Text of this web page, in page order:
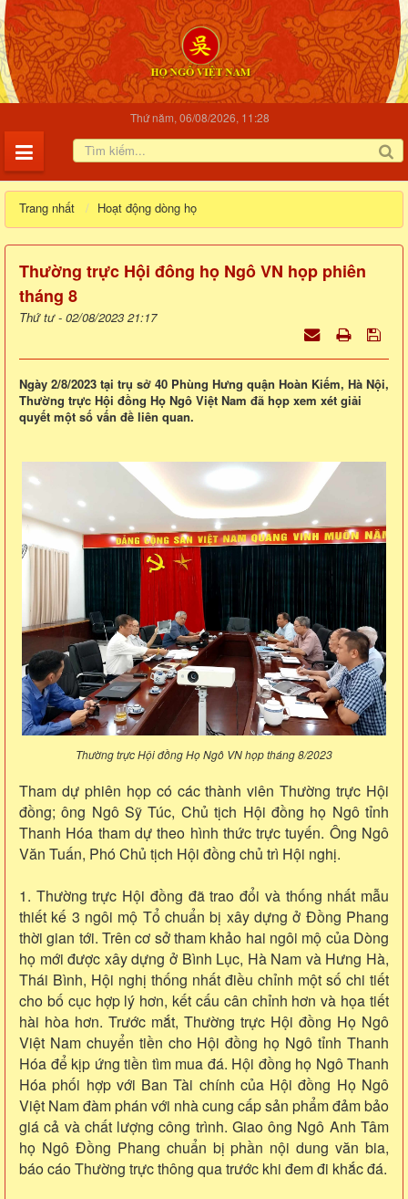
Thứ năm, 06/08/2026, 11:28
Trang nhất Hoạt động dòng họ
Thường trực Hội đông họ Ngô VN họp phiên
tháng 8
Thứ tư - 02/08/2023 21:17
Ngày 2/8/2023 tại trụ sở 40 Phùng Hưng quận Hoàn Kiếm, Hà Nội,
Thường trực Hội đồng Họ Ngô Việt Nam đã họp xem xét giải
quyết một số vấn đề liên quan.
Thường trực Hội đồng Họ Ngô VN họp tháng 8/2023
Tham dự phiên họp có các thành viên Thường trực Hội
đồng; ông Ngô Sỹ Túc, Chủ tịch Hội đồng họ Ngô tỉnh
Thanh Hóa tham dự theo hình thức trực tuyến. Ông Ngô
Văn Tuấn, Phó Chủ tịch Hội đồng chủ trì Hội nghị.
1. Thường trực Hội đồng đã trao đổi và thống nhất mẫu
thiết kế 3 ngôi mộ Tổ chuẩn bị xây dựng ở Đồng Phang
thời gian tới. Trên cơ sở tham khảo hai ngôi mộ của Dòng
họ mới được xây dựng ở Bình Lục, Hà Nam và Hưng Hà,
Thái Bình, Hội nghị thống nhất điều chỉnh một số chi tiết
cho bố cục hợp lý hơn, kết cấu cân chỉnh hơn và họa tiết
hài hòa hơn. Trước mắt, Thường trực Hội đồng Họ Ngô
Việt Nam chuyển tiền cho Hội đồng họ Ngô tỉnh Thanh
Hóa để kịp ứng tiền tìm mua đá. Hội đồng họ Ngô Thanh
Hóa phối hợp với Ban Tài chính của Hội đồng Họ Ngô
Việt Nam đàm phán với nhà cung cấp sản phẩm đảm bảo
giá cả và chất lượng công trình. Giao ông Ngô Anh Tâm
họ Ngô Đồng Phang chuẩn bị phần nội dung văn bia,
báo cáo Thường trực thông qua trước khi đem đi khắc đá.